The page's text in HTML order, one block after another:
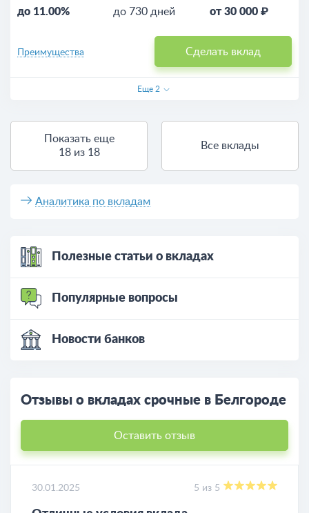
до 11.00% до 730 дней от 30 000 ₽
Сделать вклад
Преимущества
Еще 2
Показать еще
18 из 18
Все вклады
Аналитика по вкладам
Полезные статьи о вкладах
Популярные вопросы
Новости банков
Отзывы о вкладах срочные в Белгороде
Оставить отзыв
30.01.2025 5 из 5